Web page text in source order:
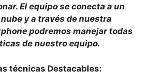
El equipo se conecta a un
y a través de nuestra
podremos manejar todas
de nuestro equipo.
técnicas Destacables: